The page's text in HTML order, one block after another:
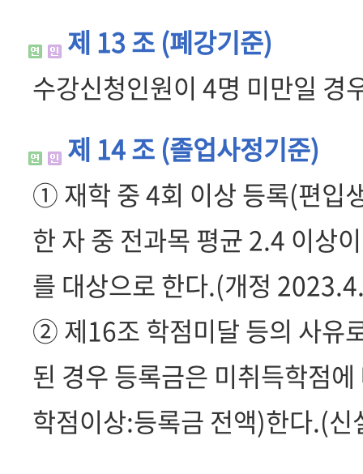
제 13 조 (폐강기준)
수강신청인원이 4명 미만일 경
제 14 조 (졸업사정기준)
① 재학 중 4회 이상 등록(편입
한 자 중 전과목 평균 2.4 이상
를 대상으로 한다.(개정
② 제16조 학점미달 등의 사유
된 경우 등록금은 미취득학점
학점이상:등록금 전액)한다.(